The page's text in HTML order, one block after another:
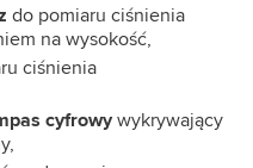
do pomiaru ciśnienia
na wysokość,
ciśnienia
cyfrowywykrywający